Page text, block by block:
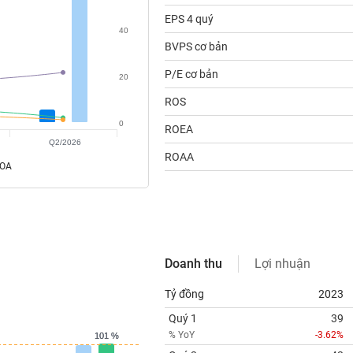
0
20
40
Q2/2026
EPS 4 quý
BVPS cơ bản
P/E cơ bản
ROS
ROEA
ROAA
101 %
101 %
Doanh thu Lợi nhuận
Tỷ đồng
2023
Quý 1
% YoY
39
-3.62%